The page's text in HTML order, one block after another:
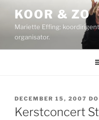
inhoud
KOOR & ZO
Mariette Effing:
organisator.
GEPLAATST
OP
DECEMBER 15, 2007
Kerstconcert